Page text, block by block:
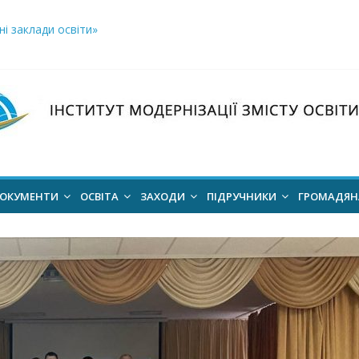
заклади освіти»
здобуття академічних стипендій імені Героїв Небесної
ОСВІТА ЗАХОДИ ПІДРУЧНИКИ